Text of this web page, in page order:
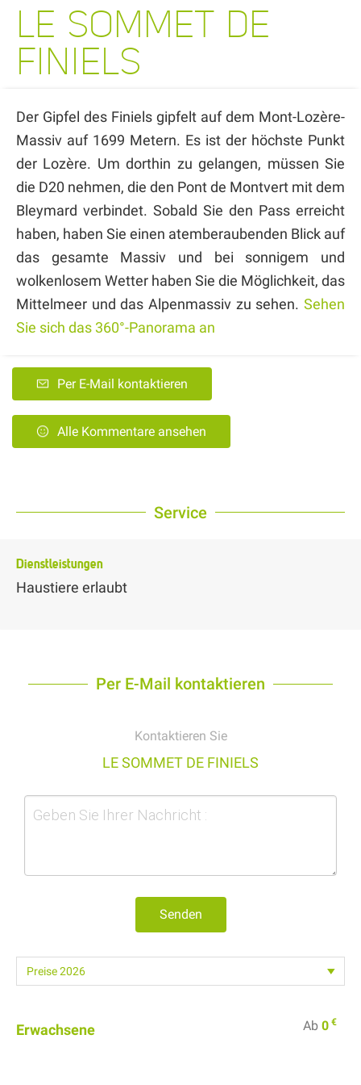
LE SOMMET DE
FINIELS
Der Gipfel des Finiels gipfelt auf dem Mont-Lozère-
Massiv auf 1699 Metern. Es ist der höchste Punkt
der Lozère. Um dorthin zu gelangen, müssen Sie
die D20 nehmen, die den Pont de Montvert mit dem
Bleymard verbindet. Sobald Sie den Pass erreicht
haben, haben Sie einen atemberaubenden Blick auf
das gesamte Massiv und bei sonnigem und
wolkenlosem Wetter haben Sie die Möglichkeit, das
Mittelmeer und das Alpenmassiv zu sehen. Sehen
Sie sich das 360°-Panorama an
Per E-Mail kontaktieren
Alle Kommentare ansehen
Service
Dienstleistungen
Haustiere erlaubt
Per E-Mail kontaktieren
Kontaktieren Sie
LE SOMMET DE FINIELS
Senden
Erwachsene Ab 0 €